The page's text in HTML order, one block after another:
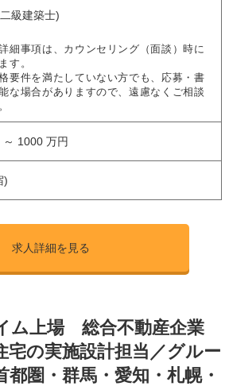
級建築士)
細事項は、カウンセリング（面談）時に
す。
要件を満たしていない方でも、応募・書
な場合がありますので、遠慮なくご相談
1000 万円
)
求人詳細を見る
ム上場 総合不動産企業
宅の実施設計担当／グルー
都圏・群馬・愛知・札幌・